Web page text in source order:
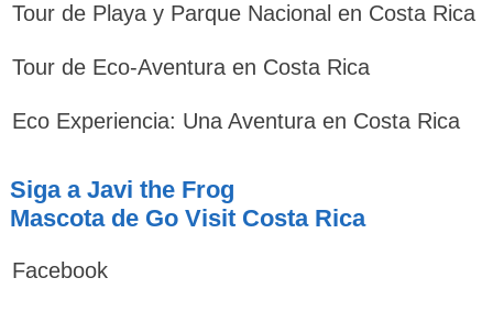
Tour de Playa y Parque Nacional en Costa Rica
Tour de Eco-Aventura en Costa Rica
Eco Experiencia: Una Aventura en Costa Rica
Siga a Javi the Frog
Mascota de Go Visit Costa Rica
Facebook